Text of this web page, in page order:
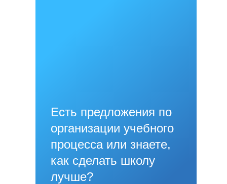
Есть предложения по
организации учебного
процесса или знаете,
как сделать школу
лучше?